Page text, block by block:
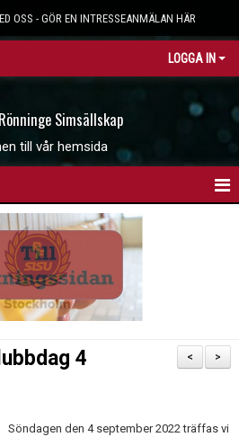
OSS - GÖR EN INTRESSEANMÄLAN HÄR
LOGGA IN
Simsällskap
till vår hemsida
>
<
4
Söndagen den 4 september 2022 träffas vi